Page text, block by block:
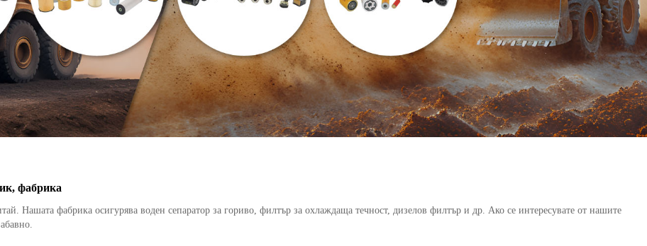
фабрика
Нашата фабрика осигурява воден сепаратор за гориво, филтър за охлаждаща течност, дизелов филтър и др. Ако се интересувате от нашите